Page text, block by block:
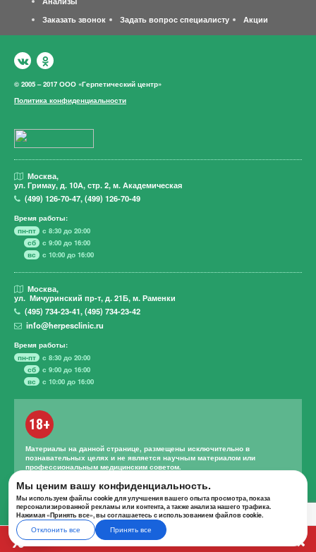
Заказать звонок
Задать вопрос специалисту Акции
© 2005 – 2017 ООО «Герпетический центр»
Политика конфиденциальности
Москва,
ул. Гримау, д. 10А, стр. 2, м. Академическая
(499)126-70-47,(499)126-70-49
Время работы:
пн-пт
с 8:30 до 20:00
сб
с 9:00 до 16:00
вс
с 10:00 до 16:00
Москва,
ул. Мичуринский пр-т, д. 21Б, м. Раменки
(495)734-23-41,(495)734-23-42
info@herpesclinic.ru
Время работы:
пн-пт
с 8:30 до 20:00
сб
с 9:00 до 16:00
вс
с 10:00 до 16:00
18+
Материалы на данной странице, размещены исключительно в
познавательных целях и не является научным материалом или
профессиональным медицинским советом.
Правильное лечение и назначение лекарственных средств может
проводиться только квалифицированным специалистом с учетом
проведенной диагностики и истории болезни.
А К Ц И И
Мы ценим вашу конфиденциальность.
Мы используем файлы cookie для улучшения вашего опыта просмотра, показа
персонализированной рекламы или контента, а также анализа нашего трафика.
Нажимая «Принять все», вы соглашаетесь с использованием файлов cookie.
Отклонить все Принять все